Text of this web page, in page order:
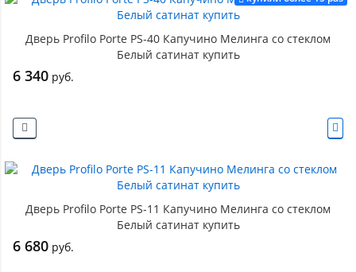
Дверь Profilo Porte PS-40 Капучино Мелинга со стеклом
Белый сатинат купить
6 340 руб.
Дверь Profilo Porte PS-11 Капучино Мелинга со стеклом
Белый сатинат купить
6 680 руб.